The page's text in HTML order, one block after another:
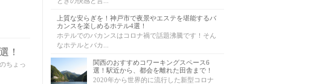
！
ちょっ
上質な安らぎを！神戸市で夜景やエステを堪能するバ
カンスを楽しめるホテル4選！
ホテルでのバカンスはコロナ禍で話題沸騰です！そん
なホテルとバカ...
関西のおすすめコワーキングスペース6
選！駅近から、都会を離れた田舎まで！
2020年から世界的に流行した新型コロナ